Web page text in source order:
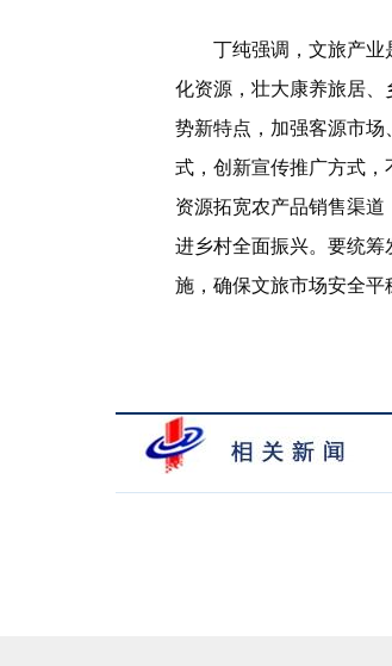
丁纯强调，文旅产业是
化资源，壮大康养旅居
势新特点，加强客源市
式，创新宣传推广方式
资源拓宽农产品销售渠
进乡村全面振兴。要统
施，确保文旅市场安全平